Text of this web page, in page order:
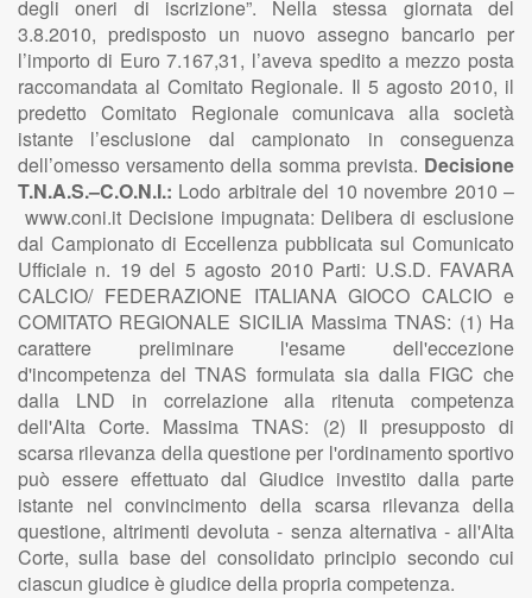
degli oneri di iscrizione”. Nella stessa giornata del
3.8.2010, predisposto un nuovo assegno bancario per
l’importo di Euro 7.167,31, l’aveva spedito a mezzo posta
raccomandata al Comitato Regionale. Il 5 agosto 2010, il
predetto Comitato Regionale comunicava alla società
istante l’esclusione dal campionato in conseguenza
dell’omesso versamento della somma prevista. Decisione
T.N.A.S.–C.O.N.I.: Lodo arbitrale del 10 novembre 2010 –
www.coni.it Decisione impugnata: Delibera di esclusione
dal Campionato di Eccellenza pubblicata sul Comunicato
Ufficiale n. 19 del 5 agosto 2010 Parti: U.S.D. FAVARA
CALCIO/ FEDERAZIONE ITALIANA GIOCO CALCIO e
COMITATO REGIONALE SICILIA Massima TNAS: (1) Ha
carattere preliminare l'esame dell'eccezione
d'incompetenza del TNAS formulata sia dalla FIGC che
dalla LND in correlazione alla ritenuta competenza
dell'Alta Corte. Massima TNAS: (2) Il presupposto di
scarsa rilevanza della questione per l'ordinamento sportivo
può essere effettuato dal Giudice investito dalla parte
istante nel convincimento della scarsa rilevanza della
questione, altrimenti devoluta - senza alternativa - all'Alta
Corte, sulla base del consolidato principio secondo cui
ciascun giudice è giudice della propria competenza.